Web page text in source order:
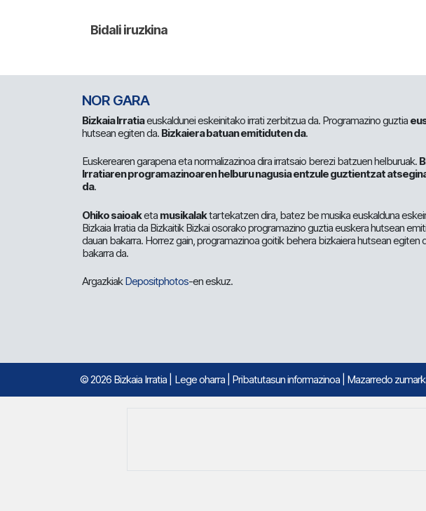
NOR GARA
Bizkaia Irratiaeuskaldunei eskeinitako irrati zerbitzua da. Programazino guztia
hutsean egiten da. Bizkaiera batuan emitiduten da.
Euskerearen garapena eta normalizazinoa dira irratsaio berezi batzuen helburuak.
Irratiaren programazinoaren helburu nagusia entzule guztientzat
da.
Ohiko saioaketa musikalaktartekatzen dira, batez be musika euskalduna
Bizkaia Irratia da Bizkaitik Bizkai osorako programazino guztia euskera hutsean
dauan bakarra. Horrez gain, programazinoa goitik behera bizkaiera hutsean egiten
bakarra da.
ArgazkiakDepositphotos-en eskuz.
© 2026 Bizkaia Irratia Lege oharra Pribatutasun informazinoa | Mazarredo